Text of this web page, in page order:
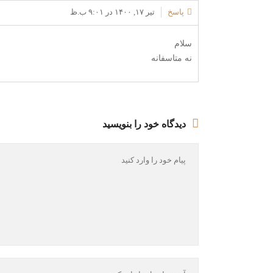
پاسخ تیر ۱۷, ۱۴۰۰ در ۹:۰۱ ب.ظ
سلام
نه متاسفانه
دیدگاه خود را بنویسید